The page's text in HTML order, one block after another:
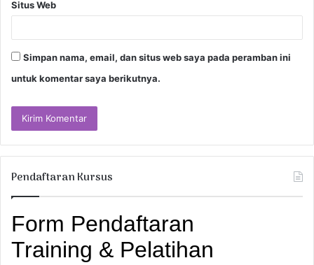
Situs Web
Simpan nama, email, dan situs web saya pada peramban ini
untuk komentar saya berikutnya.
Pendaftaran Kursus